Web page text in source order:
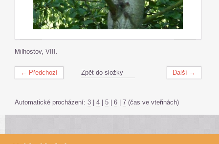
Milhostov, VIII.
← Předchozí Další →
Zpět do složky
Automatické procházení: 3 4 5 6 7 (čas ve vteřinách)